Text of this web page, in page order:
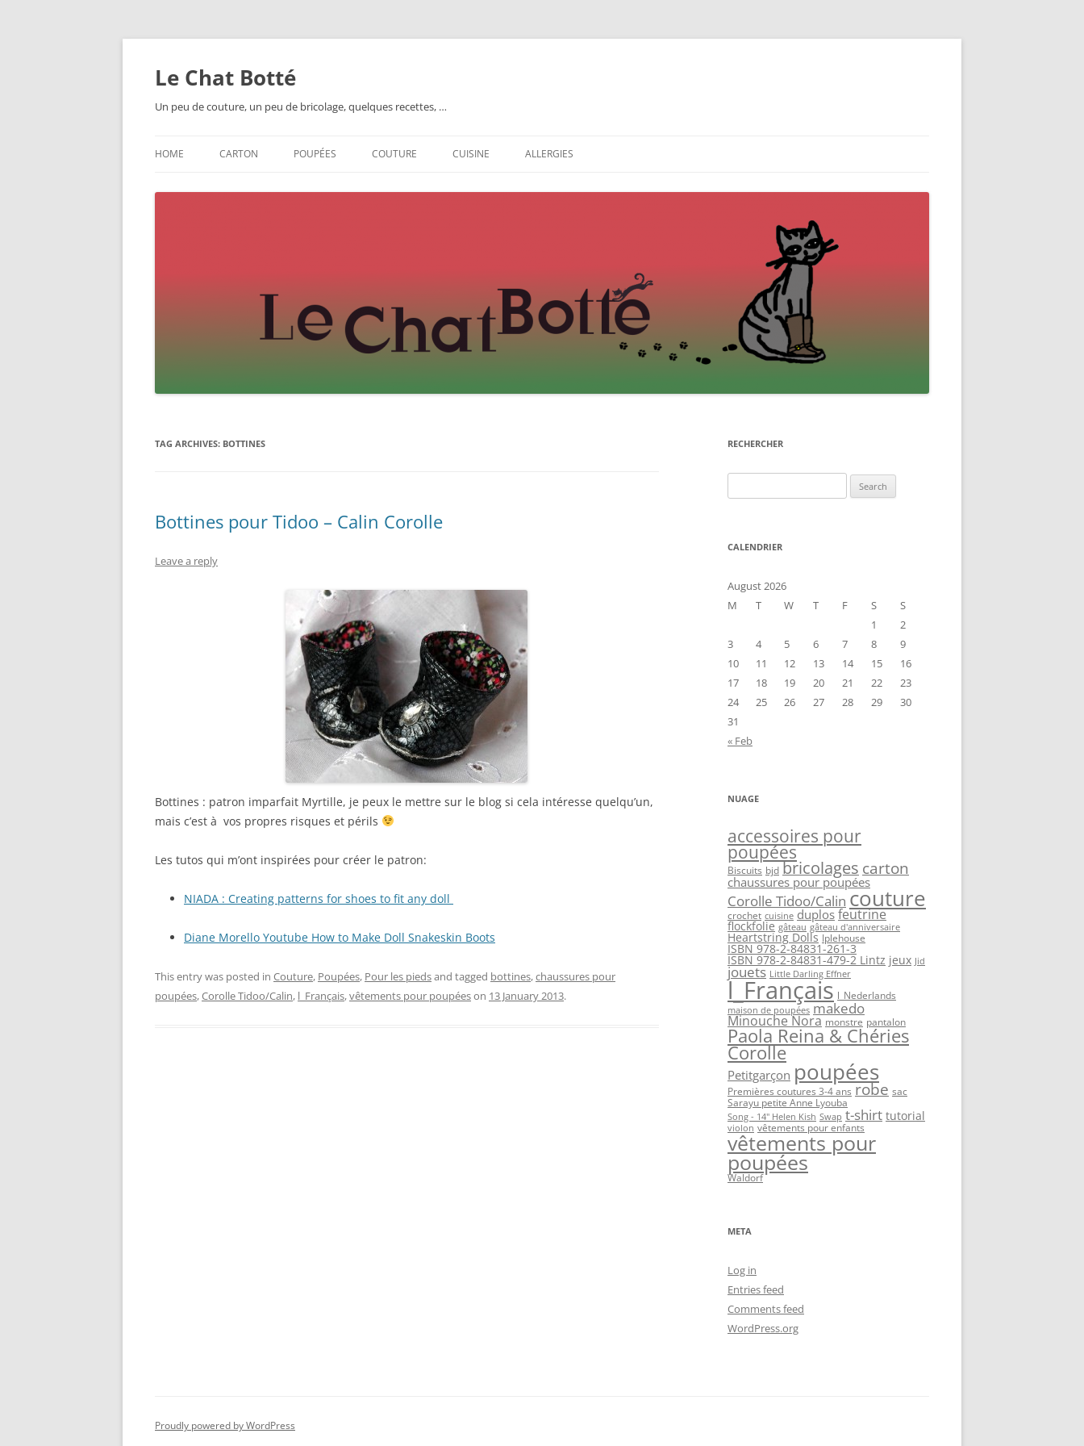
Skip
Le Chat Botté
Un peu de couture, un peu de bricolage, quelques recettes, …
HOME CARTON POUPÉES COUTURE CUISINE ALLERGIES
TAG ARCHIVES: BOTTINES
Bottines pour Tidoo – Calin Corolle
Leave a reply
Bottines : patron imparfait Myrtille, je peux le mettre sur le blog si cela intéresse quelqu’un,
mais c’est à vos propres risques et périls
Les tutos qui m’ont inspirées pour créer le patron:
NIADA : Creating patterns for shoes to fit any doll
Diane Morello Youtube How to Make Doll Snakeskin Boots
This entry was posted in Couture, Poupées, Pour les piedsand tagged bottines,chaussures pour
poupées,Corolle Tidoo/Calin, l_Français,vêtements pour poupéeson 13 January 2013.
RECHERCHER
for:
CALENDRIER
August 2026
M
T W T F S
S
1
2
3
4 5 6 7 8
9
10
11 12 13 14 15
16
17
18 19 20 21 22
23
24
25 26 27 28 29
30
31
« Feb
NUAGE
accessoires pour
poupées
Biscuits bjd bricolages carton
chaussures pour poupées
Corolle Tidoo/Calin couture
crochet cuisine duplos feutrine
flockfolie gâteau gâteau d'anniversaire
Heartstring Dolls Iplehouse
ISBN 978-2-84831-261-3
ISBN 978-2-84831-479-2 Lintz jeux Jid
jouets Little Darling Effner
l_Français l_Nederlands
maison de poupées makedo
Minouche Nora monstre pantalon
Paola Reina & Chéries
Corolle
Petitgarçon poupées
Premières coutures 3-4 ans robe sac
Sarayu petite Anne Lyouba
Song - 14" Helen Kish Swap t-shirt tutorial
violon vêtements pour enfants
vêtements pour
poupées
Waldorf
META
Log in
Entries feed
Comments feed
WordPress.org
Proudly powered by WordPress